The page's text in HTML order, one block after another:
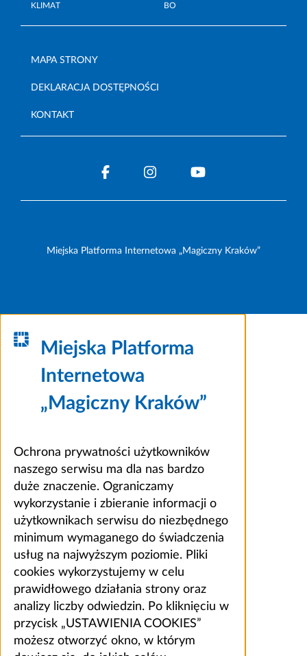
KLIMAT BO
MAPA STRONY
DEKLARACJA DOSTĘPNOŚCI
KONTAKT
Miejska Platforma Internetowa „Magiczny Kraków”
Miejska Platforma
Internetowa
„Magiczny Kraków”
Ochrona prywatności użytkowników
naszego serwisu ma dla nas bardzo
duże znaczenie. Ograniczamy
wykorzystanie i zbieranie informacji o
użytkownikach serwisu do niezbędnego
minimum wymaganego do świadczenia
usług na najwyższym poziomie. Pliki
cookies wykorzystujemy w celu
prawidłowego działania strony oraz
analizy liczby odwiedzin. Po kliknięciu w
przycisk „USTAWIENIA COOKIES”
możesz otworzyć okno, w którym